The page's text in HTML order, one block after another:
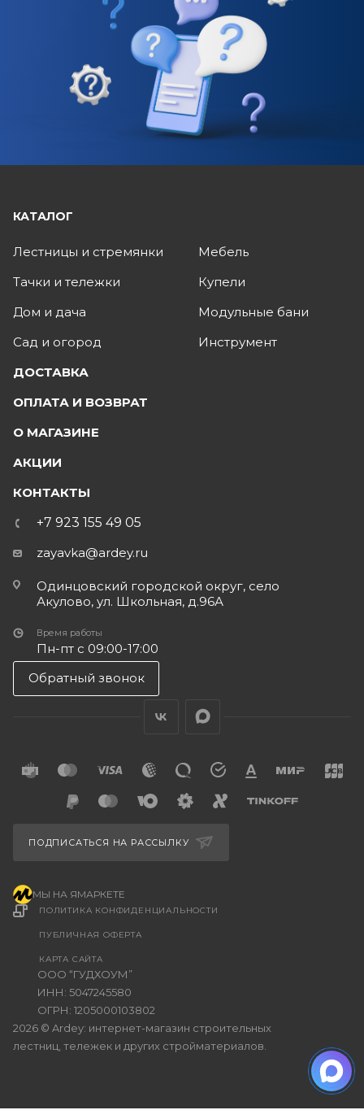
КАТАЛОГ
Лестницы и стремянки
Тачки и тележки
Дом и дача
Сад и огород
Мебель
Купели
Модульные бани
Инструмент
ДОСТАВКА
ОПЛАТА И ВОЗВРАТ
О МАГАЗИНЕ
АКЦИИ
КОНТАКТЫ
+7 923 155 49 05
zayavka@ardey.ru
Одинцовский городской округ, село
Акулово, ул. Школьная, д.96А
Время работы
Пн-пт с 09:00-17:00
Обратный звонок
2026 © Ardey: интернет-магазин строительных
лестниц, тележек и других стройматериалов.
ООО “ГУДХОУМ”
ИНН: 5047245580
ОГРН: 1205000103802
ПОЛИТИКА КОНФИДЕНЦИАЛЬНОСТИ
ПУБЛИЧНАЯ ОФЕРТА
КАРТА САЙТА
ПОДПИСАТЬСЯ НА РАССЫЛКУ
МЫ НА ЯМАРКЕТЕ